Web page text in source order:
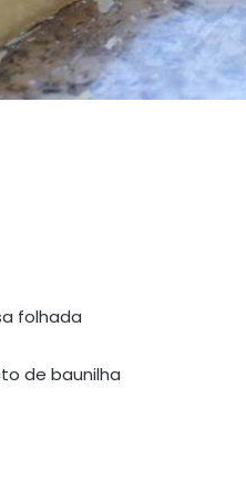
folhada
de baunilha